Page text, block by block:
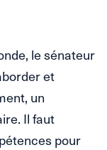
le sénateur
et
un
Il faut
pour